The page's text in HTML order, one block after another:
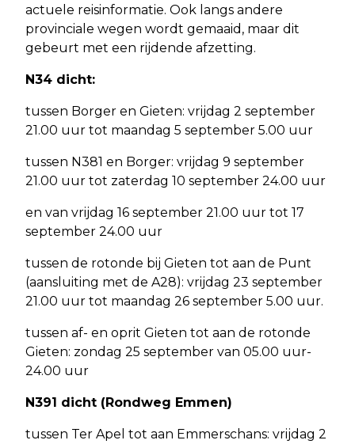
actuele reisinformatie. Ook langs andere
provinciale wegen wordt gemaaid, maar dit
gebeurt met een rijdende afzetting.
N34 dicht:
tussen Borger en Gieten: vrijdag 2 september
21.00 uur tot maandag 5 september 5.00 uur
tussen N381 en Borger: vrijdag 9 september
21.00 uur tot zaterdag 10 september 24.00 uur
en van vrijdag 16 september 21.00 uur tot 17
september 24.00 uur
tussen de rotonde bij Gieten tot aan de Punt
(aansluiting met de A28): vrijdag 23 september
21.00 uur tot maandag 26 september 5.00 uur.
tussen af- en oprit Gieten tot aan de rotonde
Gieten: zondag 25 september van 05.00 uur-
24.00 uur
N391 dicht (Rondweg Emmen)
tussen Ter Apel tot aan Emmerschans: vrijdag 2